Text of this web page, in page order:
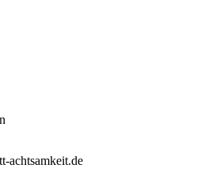
achtsamkeit.de